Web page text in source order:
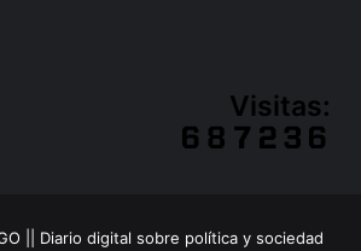
Visitas:
|| Diario digital sobre política y sociedad